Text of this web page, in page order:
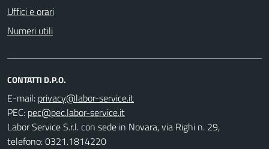
Uffici e orari
Numeri utili
CONTATTI D.P.O.
E-mail:
PEC:
Labor Service S.r.l. con sede in Novara, via Righi n. 29,
telefono: 0321.1814220